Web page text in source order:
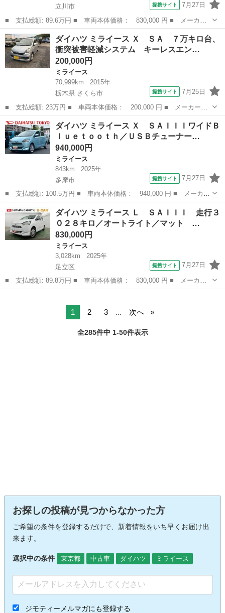
立川市
提携サイト 7月27日
■ 支払総額: 89.6万円 ■ 車両本体価格： 830,000 円 ■ メーカー
名： ダイハツ ■ 車種名： ミライース ■ グレード名： Ｌ Ｓ
ＡＩＩＩワイドＢｌｕｅｔｏｏｔｈ／ＵＳＢチューナー装備 保証
新車保証・ま...
東京 立川市 ミライース
ダイハツ ミライース Ｘ ＳＡ ７万キロ台、
衝突被害軽減システム キーレスエン…
200,000円
ミライース
70,999km
2015年
栃木県 さくら市
提携サイト 7月25日
■ 支払総額: 23万円 ■ 車両本体価格： 200,000 円 ■ メーカー
名： ダイハツ ■ 車種名： ミライース ■ グレード名： Ｘ Ｓ
Ａ ７万キロ台、衝突被害軽減システム キーレスエントリー アイ
ドリングストップ...
栃木 さくら市
ダイハツ ミライース Ｘ ＳＡＩＩＩワイドＢ
ｌｕｅｔｏｏｔｈ／ＵＳＢチューナー…
940,000円
ミライース
843km
2025年
多摩市
提携サイト 7月27日
■ 支払総額: 100.5万円 ■ 車両本体価格： 940,000 円 ■ メーカー
名： ダイハツ ■ 車種名： ミライース ■ グレード名： Ｘ Ｓ
ＡＩＩＩワイドＢｌｕｅｔｏｏｔｈ／ＵＳＢチューナー装備 保証
新車保証・...
東京 多摩市 ミライース
ダイハツ ミライース Ｌ ＳＡＩＩＩ 走行３
０２８キロ／オートライト／マット …
830,000円
ミライース
3,028km
2025年
足立区
提携サイト 7月27日
■ 支払総額: 89.8万円 ■ 車両本体価格： 830,000 円 ■ メーカー
名： ダイハツ ■ 車種名： ミライース ■ グレード名： Ｌ Ｓ
1 2 3 ... 次へ
全285件中 1-50件表示
お探しの投稿が見つからなかった方
ご希望の条件を登録するだけで、新着情報をいち早くお届け出
来ます。
選択中の条件 東京都 中古車 ダイハツ ミライース
ジモティーメルマガにも登録する